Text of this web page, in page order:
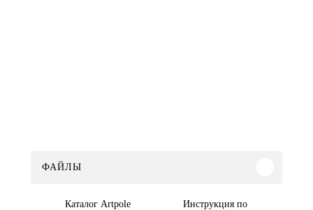
ФАЙЛЫ
Каталог Artpole
Инструкция по